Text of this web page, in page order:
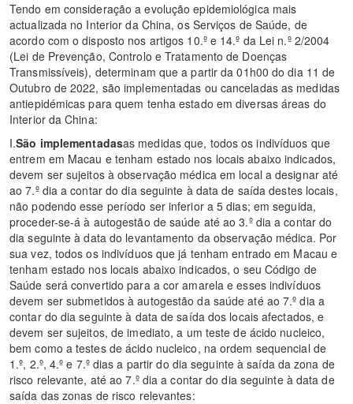
Tendo em consideração a evolução epidemiológica mais
actualizada no Interior da China, os Serviços de Saúde, de
acordo com o disposto nos artigos 10.º e 14.º da Lei n.º 2/2004
(Lei de Prevenção, Controlo e Tratamento de Doenças
Transmissíveis), determinam que a partir da 01h00 do dia 11 de
Outubro de 2022, são implementadas ou canceladas as medidas
antiepidémicas para quem tenha estado em diversas áreas do
Interior da China:
I.São implementadasas medidas que, todos os indivíduos que
entrem em Macau e tenham estado nos locais abaixo indicados,
devem ser sujeitos à observação médica em local a designar até
ao 7.º dia a contar do dia seguinte à data de saída destes locais,
não podendo esse período ser inferior a 5 dias; em seguida,
proceder-se-á à autogestão de saúde até ao 3.º dia a contar do
dia seguinte à data do levantamento da observação médica. Por
sua vez, todos os indivíduos que já tenham entrado em Macau e
tenham estado nos locais abaixo indicados, o seu Código de
Saúde será convertido para a cor amarela e esses indivíduos
devem ser submetidos à autogestão da saúde até ao 7.º dia a
contar do dia seguinte à data de saída dos locais afectados, e
devem ser sujeitos, de imediato, a um teste de ácido nucleico,
bem como a testes de ácido nucleico, na ordem sequencial de
1.º, 2.º, 4.º e 7.º dias a partir do dia seguinte à saída da zona de
risco relevante, até ao 7.º dia a contar do dia seguinte à data de
saída das zonas de risco relevantes: